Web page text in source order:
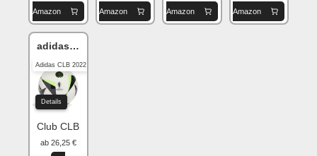
Amazon Amazon Amazon Amazon
adidas Fussballliebe
Adidas CLB 2022
Details
Club CLB
ab 26,25 €